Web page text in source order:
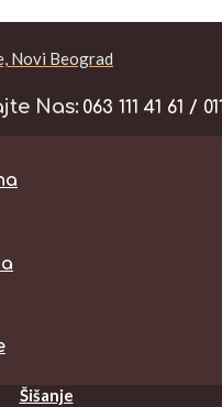
Novi Beograd
Nas: 063 111 41 61 /
Šišanje